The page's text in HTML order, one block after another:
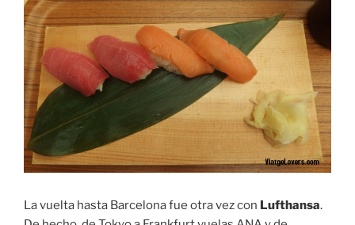
La vuelta hasta Barcelona fue otra vez con Lufthansa.